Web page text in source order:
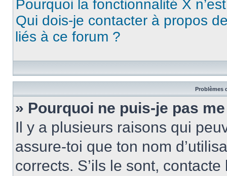
Pourquoi la fonctionnalité X
Qui dois-je contacter à propos
liés à ce forum ?
Problèmes
» Pourquoi ne puis-je pas
Il y a plusieurs raisons qui
assure-toi que ton nom
corrects. S’ils le sont,